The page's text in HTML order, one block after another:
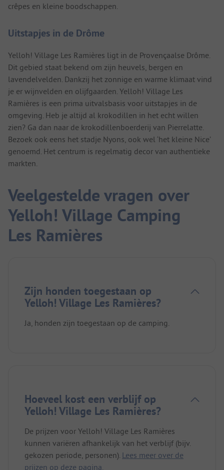
crêpes en kleine boodschappen.
Uitstapjes in de Drôme
Yelloh! Village Les Ramières ligt in de Provençaalse Drôme.
Dit gebied staat bekend om zijn heuvels, bergen en
lavendelvelden. Dankzij het zonnige en warme klimaat vind
je er wijnvelden en olijfgaarden. Yelloh! Village Les
Ramières is een prima uitvalsbasis voor uitstapjes in de
omgeving. Heb je altijd al krokodillen in het echt willen
zien? Ga dan naar de krokodillenboerderij van Pierrelatte.
Bezoek ook eens het stadje Nyons, ook wel ‘het kleine Nice’
genoemd. Het centrum is regelmatig decor van authentieke
markten.
Veelgestelde vragen over
Yelloh! Village Camping
Les Ramières
Zijn honden toegestaan op
Yelloh! Village Les Ramières?
Ja, honden zijn toegestaan op de camping.
Hoeveel kost een verblijf op
Yelloh! Village Les Ramières?
De prijzen voor Yelloh! Village Les Ramières
kunnen variëren afhankelijk van het verblijf (bijv.
gekozen periode, personen). Lees meer over de
prijzen op deze pagina.